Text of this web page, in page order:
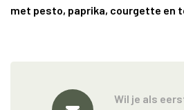
met pesto, paprika, courgette en
Wil je als